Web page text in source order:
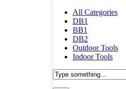
All Categories
DB1
BB1
DB2
Outdoor Tools
Indoor Tools